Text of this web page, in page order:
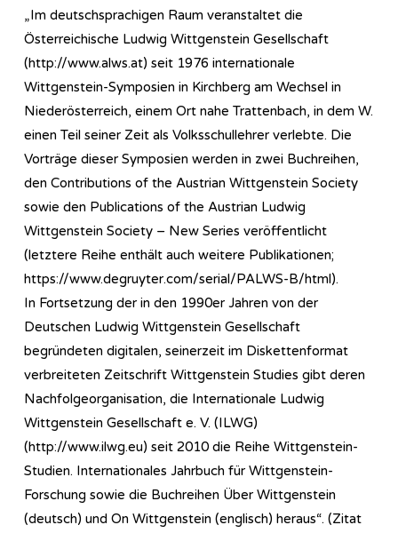
„Im deutschsprachigen Raum veranstaltet die
Österreichische Ludwig Wittgenstein Gesellschaft
(http://www.alws.at) seit 1976 internationale
Wittgenstein-Symposien in Kirchberg am Wechsel in
Niederösterreich, einem Ort nahe Trattenbach, in dem W.
einen Teil seiner Zeit als Volksschullehrer verlebte. Die
Vorträge dieser Symposien werden in zwei Buchreihen,
den Contributions of the Austrian Wittgenstein Society
sowie den Publications of the Austrian Ludwig
Wittgenstein Society – New Series veröffentlicht
(letztere Reihe enthält auch weitere Publikationen;
https://www.degruyter.com/serial/PALWS-B/html).
In Fortsetzung der in den 1990er Jahren von der
Deutschen Ludwig Wittgenstein Gesellschaft
begründeten digitalen, seinerzeit im Diskettenformat
verbreiteten Zeitschrift Wittgenstein Studies gibt deren
Nachfolgeorganisation, die Internationale Ludwig
Wittgenstein Gesellschaft e. V. (ILWG)
(http://www.ilwg.eu) seit 2010 die Reihe Wittgenstein-
Studien. Internationales Jahrbuch für Wittgenstein-
Forschung sowie die Buchreihen Über Wittgenstein
(deutsch) und On Wittgenstein (englisch) heraus“. (Zitat